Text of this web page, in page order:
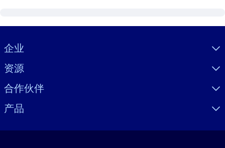
Visually hidden Text
企业
资源
合作伙伴
产品